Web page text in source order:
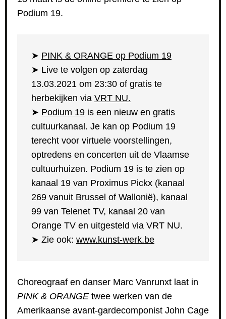
Podium 19.
➤ PINK & ORANGE op Podium 19
➤ Live te volgen op zaterdag
13.03.2021 om 23:30 of gratis te
herbekijken via VRT NU.
➤ Podium 19 is een nieuw en gratis
cultuurkanaal. Je kan op Podium 19
terecht voor virtuele voorstellingen,
optredens en concerten uit de Vlaamse
cultuurhuizen. Podium 19 is te zien op
kanaal 19 van Proximus Pickx (kanaal
269 vanuit Brussel of Wallonië), kanaal
99 van Telenet TV, kanaal 20 van
Orange TV en uitgesteld via VRT NU.
➤ Zie ook: www.kunst-werk.be
Choreograaf en danser Marc Vanrunxt laat in
PINK & ORANGE twee werken van de
Amerikaanse avant-gardecomponist John Cage